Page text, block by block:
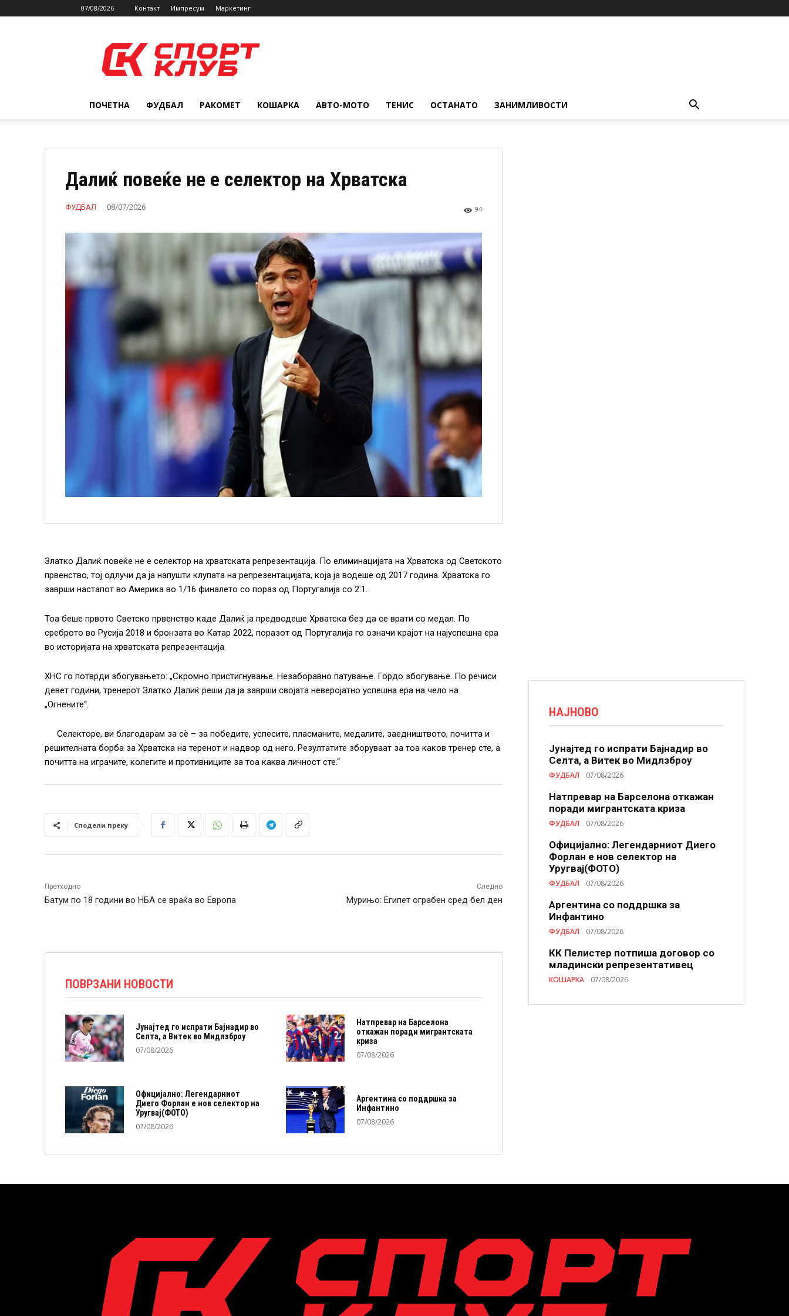
07/08/2026 Контакт Импресум Маркетинг
ПОЧЕТНА ФУДБАЛ РАКОМЕТ КОШАРКА АВТО-МОТО ТЕНИС ОСТАНАТО ЗАНИМЛИВОСТИ
Далиќ повеќе не е селектор на Хрватска
ФУДБАЛ 08/07/2026 94
Златко Далиќ повеќе не е селектор на хрватската репрезентација. По елиминацијата на Хрватска од Светското
првенство, тој одлучи да ја напушти клупата на репрезентацијата, која ја водеше од 2017 година. Хрватска го
заврши настапот во Америка во 1/16 финалето со пораз од Португалија со 2:1.
Тоа беше првото Светско првенство каде Далиќ ја предводеше Хрватска без да се врати со медал. По
среброто во Русија 2018 и бронзата во Катар 2022, поразот од Португалија го означи крајот на најуспешна ера
во историјата на хрватската репрезентација.
ХНС го потврди збогувањето: „Скромно пристигнување. Незаборавно патување. Гордо збогување. По речиси
девет години, тренерот Златко Далиќ реши да ја заврши својата неверојатно успешна ера на чело на
„Огнените“.
Селекторе, ви благодарам за сè – за победите, успесите, пласманите, медалите, заедништвото, почитта и
решителната борба за Хрватска на теренот и надвор од него. Резултатите зборуваат за тоа каков тренер сте, а
почитта на играчите, колегите и противниците за тоа каква личност сте.“
Сподели преку
Претходно
Батум по 18 години во НБА се враќа во Европа
Следно
Мурињо: Египет ограбен сред бел ден
ПОВРЗАНИ НОВОСТИ
Јунајтед го испрати Бајнадир во
Селта, а Витек во Мидлзброу
07/08/2026
Натпревар на Барселона
откажан поради мигрантската
криза
07/08/2026
Официјално: Легендарниот
Диего Форлан е нов селектор на
Уругвај(ФОТО)
07/08/2026
Аргентина со поддршка за
Инфантино
07/08/2026
НАЈНОВО
Јунајтед го испрати Бајнадир во
Селта, а Витек во Мидлзброу
ФУДБАЛ 07/08/2026
Натпревар на Барселона откажан
поради мигрантската криза
ФУДБАЛ 07/08/2026
Официјално: Легендарниот Диего
Форлан е нов селектор на
Уругвај(ФОТО)
ФУДБАЛ 07/08/2026
Аргентина со поддршка за
Инфантино
ФУДБАЛ 07/08/2026
КК Пелистер потпиша договор со
младински репрезентативец
КОШАРКА 07/08/2026